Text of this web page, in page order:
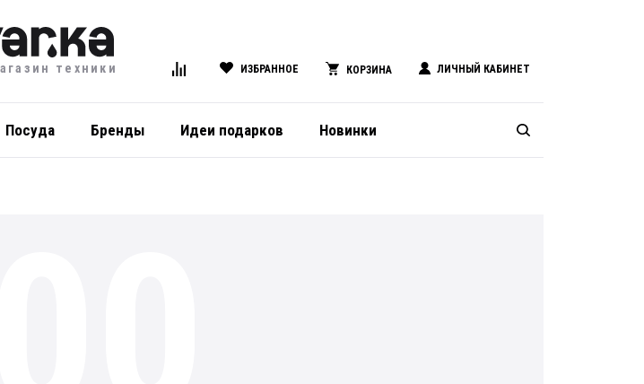
техники ИЗБРАННОЕ КОРЗИНА ЛИЧНЫЙ КАБИНЕТ
Посуда Бренды Идеи подарков Новинки